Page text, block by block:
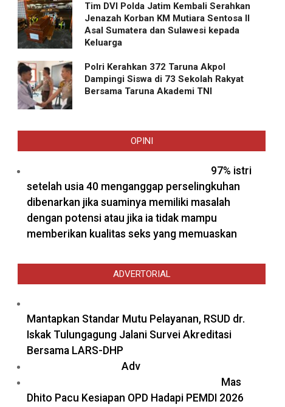
Tim DVI Polda Jatim Kembali Serahkan
Jenazah Korban KM Mutiara Sentosa II
Asal Sumatera dan Sulawesi kepada
Keluarga
Polri Kerahkan 372 Taruna Akpol
Dampingi Siswa di 73 Sekolah Rakyat
Bersama Taruna Akademi TNI
OPINI
97% istri
setelah usia 40 menganggap perselingkuhan
dibenarkan jika suaminya memiliki masalah
dengan potensi atau jika ia tidak mampu
memberikan kualitas seks yang memuaskan
ADVERTORIAL
Mantapkan Standar Mutu Pelayanan, RSUD dr.
Iskak Tulungagung Jalani Survei Akreditasi
Bersama LARS-DHP
Adv
Mas
Dhito Pacu Kesiapan OPD Hadapi PEMDI 2026